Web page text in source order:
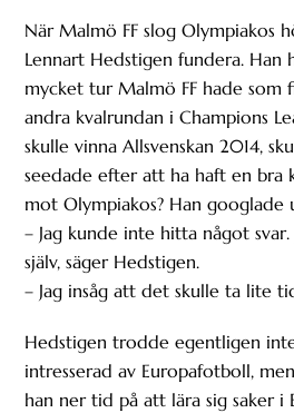
När Malmö FF slog Olympiakos
Lennart Hedstigen fundera.
mycket tur Malmö FF hade som
andra kvalrundan i Champions
skulle vinna Allsvenskan 2014,
seedade efter att ha haft en bra
mot Olympiakos? Han googlade
– Jag kunde inte hitta något
själv, säger Hedstigen.
– Jag insåg att det skulle ta lite
Hedstigen trodde egentligen
intresserad av Europafotboll,
han ner tid på att lära sig saker i